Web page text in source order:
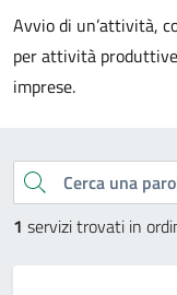
Avvio di un’attività,
per attività
imprese.
Esplora
Cerca una parola chiave
1 servizi trovati in